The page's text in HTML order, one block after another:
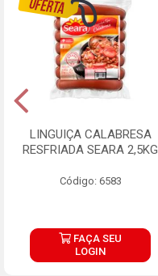
LINGUIÇA CALABRESA
RESFRIADA SEARA 2,5KG
Código: 6583
FAÇA SEU
LOGIN